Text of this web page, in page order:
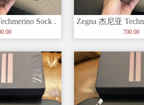
Sock .
Zegna 杰尼亚
700.00